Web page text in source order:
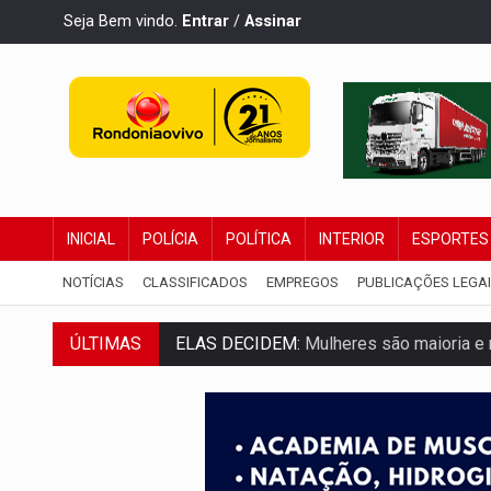
Seja Bem vindo. Entrar / Assinar
INICIAL POLÍCIA POLÍTICA INTERIOR ESPORTES
NOTÍCIAS CLASSIFICADOS EMPREGOS PUBLICAÇÕES
ÚLTIMAS ELAS DECIDEM: Mulheres são maioria
NO CARRO:Homem é preso com pistola
Pai do 'Xandy Motocross'
Motorista de caminhonete morre